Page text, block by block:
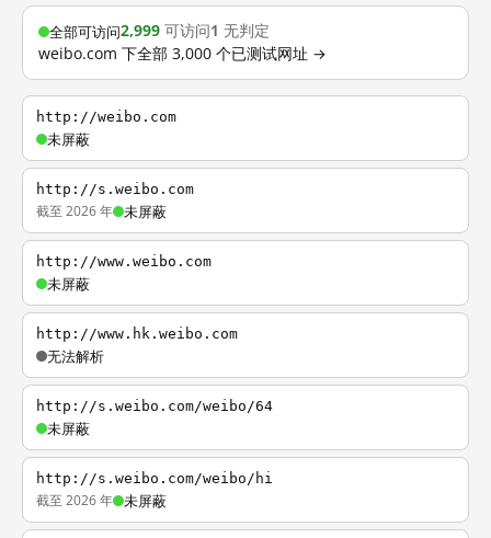
全部可访问2,999 可访问1 无判定
weibo.com 下全部 3,000 个已测试网址 →
http://weibo.com
未屏蔽
http://s.weibo.com
截至 2026 年 未屏蔽
http://www.weibo.com
未屏蔽
http://www.hk.weibo.com
无法解析
http://s.weibo.com/weibo/64
未屏蔽
http://s.weibo.com/weibo/hi
截至 2026 年 未屏蔽